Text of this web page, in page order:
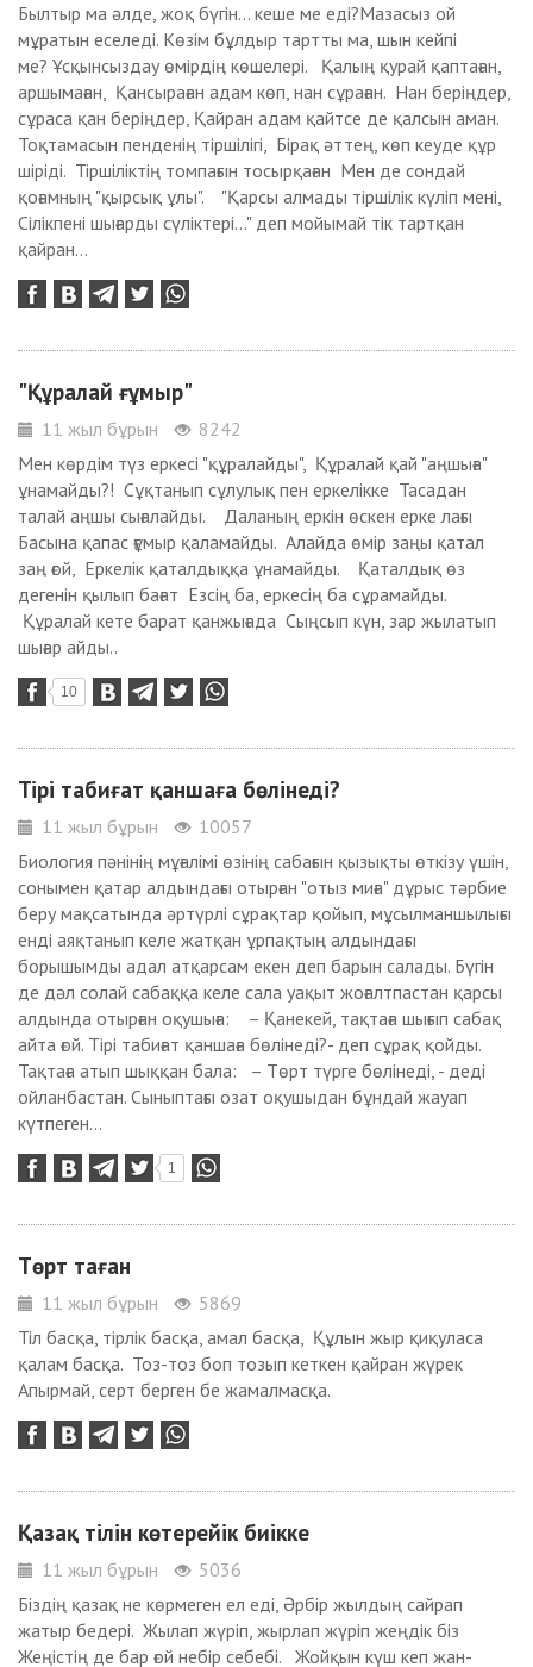
Былтыр ма әлде, жоқ бүгін... кеше ме еді?Мазасыз ой
мұратын еселеді. Көзім бұлдыр тартты ма, шын кейпі
ме? Ұсқынсыздау өмірдің көшелері. Қалың қурай қаптаған,
аршымаған, Қансыраған адам көп, нан сұраған. Нан беріңдер,
сұраса қан беріңдер, Қайран адам қайтсе де қалсын аман.
Тоқтамасын пенденің тіршілігі, Бірақ әттең, көп кеуде құр
шіріді. Тіршіліктің томпағын тосырқаған Мен де сондай
қоғамның "қырсық ұлы". "Қарсы алмады тіршілік күліп мені,
Сілікпені шығарды сүліктері..." деп мойымай тік тартқан
қайран...
"Құралай ғұмыр"
11 жыл бұрын
8242
Мен көрдім түз еркесі "құралайды", Құралай қай "аңшыға"
ұнамайды?! Сұқтанып сұлулық пен еркелікке Тасадан
талай аңшы сығалайды. Даланың еркін өскен ерке лағы
Басына қапас ғұмыр қаламайды. Алайда өмір заңы қатал
заң ғой, Еркелік қаталдыққа ұнамайды. Қаталдық өз
дегенін қылып бағат Езсің ба, еркесің ба сұрамайды.
Құралай кете барат қанжығада Сыңсып күн, зар жылатып
шығар айды..
10
Тірі табиғат қаншаға бөлінеді?
11 жыл бұрын
10057
Биология пәнінің мұғалімі өзінің сабағын қызықты өткізу үшін,
сонымен қатар алдындағы отырған "отыз миға" дұрыс тәрбие
беру мақсатында әртүрлі сұрақтар қойып, мұсылманшылығы
енді аяқтанып келе жатқан ұрпақтың алдындағы
борышымды адал атқарсам екен деп барын салады. Бүгін
де дәл солай сабаққа келе сала уақыт жоғалтпастан қарсы
алдында отырған оқушыға: – Қанекей, тақтаға шығып сабақ
айта ғой. Тiрi табиғат қаншаға бөлінеді?- деп сұрақ қойды.
Тақтаға атып шыққан бала: – Төрт түрге бөлінеді, - деді
ойланбастан. Сыныптағы озат оқушыдан бұндай жауап
күтпеген...
1
Төрт таған
11 жыл бұрын
5869
Тіл басқа, тірлік басқа, амал басқа, Құлын жыр қиқуласа
қалам басқа. Тоз-тоз боп тозып кеткен қайран жүрек
Апырмай, серт берген бе жамалмасқа.
Қазақ тілін көтерейік биікке
11 жыл бұрын
5036
Біздің қазақ не көрмеген ел еді, Әрбір жылдың сайрап
жатыр бедері. Жылап жүріп, жырлап жүріп жеңдік біз
Жеңістің де бар ғой небір себебі. Жойқын күш кеп жан-